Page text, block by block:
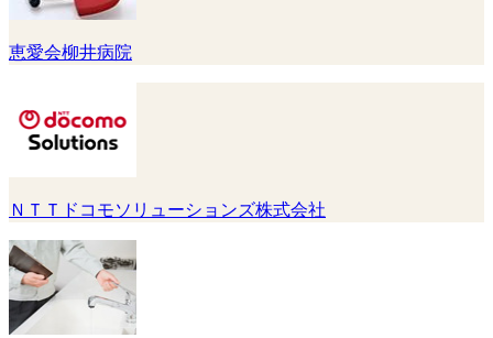
恵愛会柳井病院
ＮＴＴドコモソリューションズ株式会社